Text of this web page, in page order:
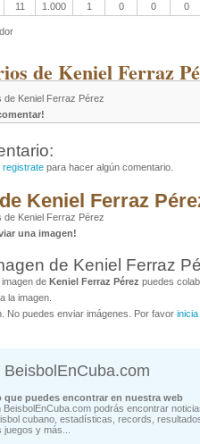
11 1.000 1 0 0 0
de Keniel Ferraz
de Keniel Ferraz Pérez
registrate para hacer algún comentario.
Keniel Ferraz
de Keniel Ferraz Pérez
una imagen!
de Keniel Ferraz
de Keniel Ferraz Pérez puedes
la imagen.
No puedes enviar imágenes. Por favor
BeisbolEnCuba.com
que puedes encontrar en nuestra web
BeisbolEnCuba.com podrás encontrar
cubano, estadísticas, records,
juegos y más...